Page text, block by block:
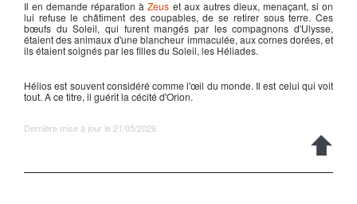
Il en demande réparation àZeus et aux autres dieux, menaçant, si on
lui refuse le châtiment des coupables, de se retirer sous terre. Ces
bœufs du Soleil, qui furent mangés par les compagnons d'Ulysse,
étaient des animaux d'une blancheur immaculée, aux cornes dorées, et
ils étaient soignés par les filles du Soleil, les Héliades.
Hélios est souvent considéré comme l'œil du monde. Il est celui qui voit
tout. A ce titre, il guérit la cécité d'Orion.
Dernière mise à jour le 21/05/2026